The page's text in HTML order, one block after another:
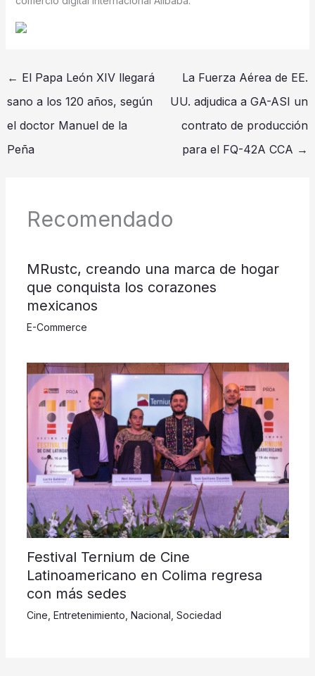
← El Papa León XIV llegará
sano a los 120 años, según
el doctor Manuel de la
Peña
La Fuerza Aérea de EE.
UU. adjudica a GA-ASI un
contrato de producción
para el FQ-42A CCA →
Recomendado
MRustc, creando una marca de hogar
que conquista los corazones
mexicanos
E-Commerce
Festival Ternium de Cine
Latinoamericano en Colima regresa
con más sedes
Cine Entretenimiento Nacional Sociedad